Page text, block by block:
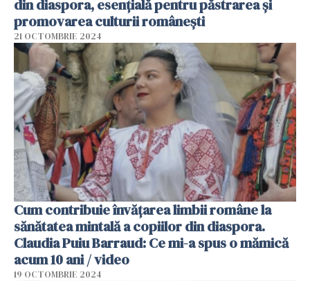
din diaspora, esențială pentru păstrarea și
promovarea culturii românești
21 OCTOMBRIE 2024
Cum contribuie învățarea limbii române la
sănătatea mintală a copiilor din diaspora.
Claudia Puiu Barraud: Ce mi-a spus o mămică
acum 10 ani / video
19 OCTOMBRIE 2024